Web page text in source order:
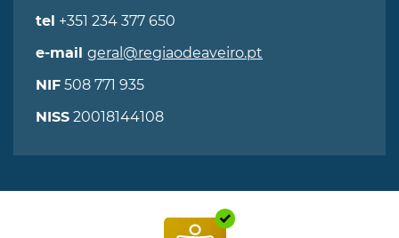
tel +351 234 377 650
e-mail geral@regiaodeaveiro.pt
NIF 508 771 935
NISS 20018144108